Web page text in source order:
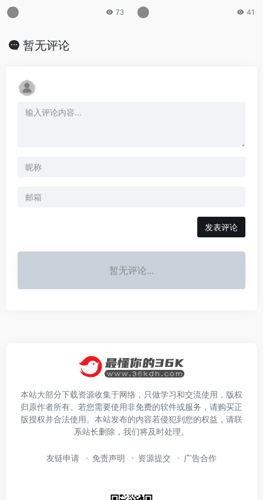
73 41
暂无评论
发表评论
暂无评论...
本站大部分下载资源收集于网络，只做学习和交流使用，版权
归原作者所有。若您需要使用非免费的软件或服务，请购买正
版授权并合法使用。本站发布的内容若侵犯到您的权益，请联
系站长删除，我们将及时处理。
友链申请 免责声明 资源提交 广告合作